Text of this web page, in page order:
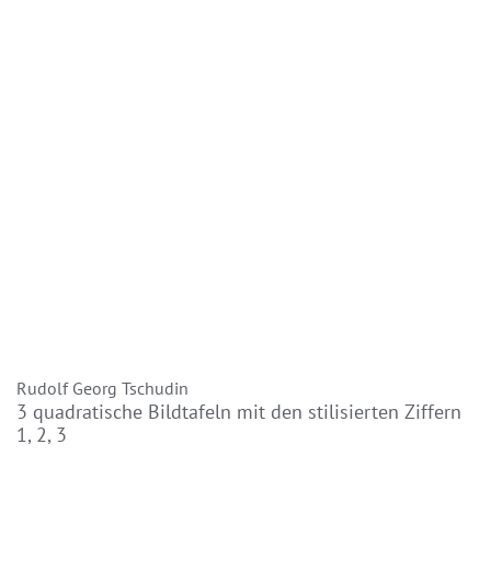
Rudolf Georg Tschudin
3 quadratische Bildtafeln mit den stilisierten Ziffern
1, 2, 3